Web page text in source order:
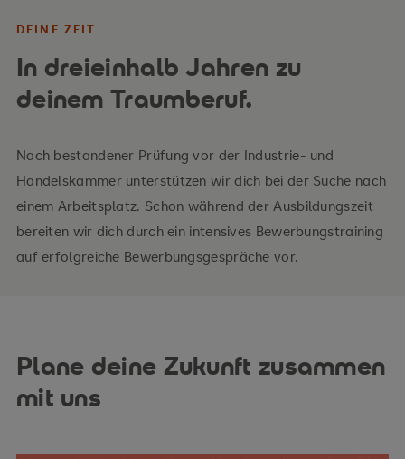
DEINE ZEIT
In dreieinhalb Jahren zu
deinem Traumberuf.
Nach bestandener Prüfung vor der Industrie- und
Handelskammer unterstützen wir dich bei der Suche nach
einem Arbeitsplatz. Schon während der Ausbildungszeit
bereiten wir dich durch ein intensives Bewerbungstraining
auf erfolgreiche Bewerbungsgespräche vor.
Plane deine Zukunft zusammen
mit uns